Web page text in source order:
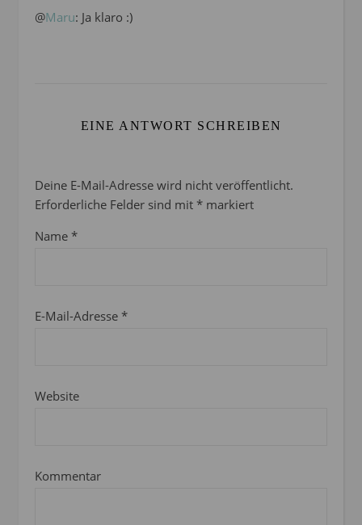
@Maru: Ja klaro :)
EINE ANTWORT SCHREIBEN
Deine E-Mail-Adresse wird nicht veröffentlicht.
Erforderliche Felder sind mit * markiert
Name *
E-Mail-Adresse *
Website
Kommentar